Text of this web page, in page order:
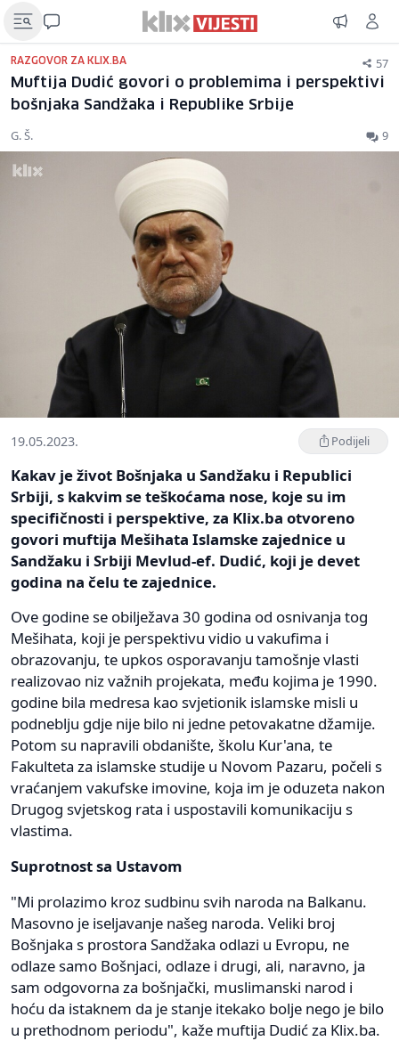
RAZGOVOR ZA KLIX.BA 57
Muftija Dudić govori o problemima i perspektivi
bošnjaka Sandžaka i Republike Srbije
G. Š. 9
19.05.2023. Podijeli
Kakav je život Bošnjaka u Sandžaku i Republici
Srbiji, s kakvim se teškoćama nose, koje su im
specifičnosti i perspektive, za Klix.ba otvoreno
govori muftija Mešihata Islamske zajednice u
Sandžaku i Srbiji Mevlud-ef. Dudić, koji je devet
godina na čelu te zajednice.
Ove godine se obilježava 30 godina od osnivanja tog
Mešihata, koji je perspektivu vidio u vakufima i
obrazovanju, te upkos osporavanju tamošnje vlasti
realizovao niz važnih projekata, među kojima je 1990.
godine bila medresa kao svjetionik islamske misli u
podneblju gdje nije bilo ni jedne petovakatne džamije.
Potom su napravili obdanište, školu Kur'ana, te
Fakulteta za islamske studije u Novom Pazaru, počeli s
vraćanjem vakufske imovine, koja im je oduzeta nakon
Drugog svjetskog rata i uspostavili komunikaciju s
vlastima.
Suprotnost sa Ustavom
"Mi prolazimo kroz sudbinu svih naroda na Balkanu.
Masovno je iseljavanje našeg naroda. Veliki broj
Bošnjaka s prostora Sandžaka odlazi u Evropu, ne
odlaze samo Bošnjaci, odlaze i drugi, ali, naravno, ja
sam odgovorna za bošnjački, muslimanski narod i
hoću da istaknem da je stanje itekako bolje nego je bilo
u prethodnom periodu", kaže muftija Dudić za Klix.ba.